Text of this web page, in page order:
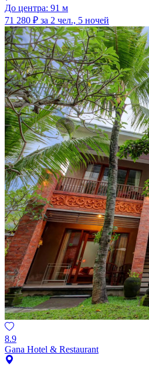
До центра: 91 м
71 280 ₽ за 2 чел., 5 ночей
8.9
Gana Hotel & Restaurant